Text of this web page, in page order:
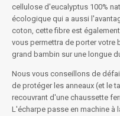
cellulose d'eucalyptus 100%
écologique qui a aussi
coton, cette fibre est
vous permettra de porter votre
grand bambin sur une longue
Nous vous conseillons de
de protéger les anneaux (et le
recouvrant d'une chaussette
L'écharpe passe en machine à